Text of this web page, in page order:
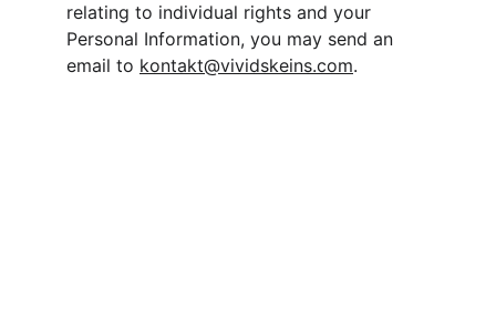
relating to individual rights and your
Personal Information, you may send an
email to kontakt@vividskeins.com.